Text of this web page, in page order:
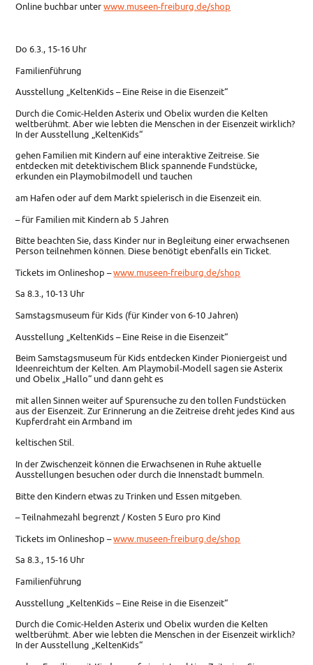
Online buchbar unterwww.museen-freiburg.de/shop
Do 6.3., 15-16 Uhr
Familienführung
Ausstellung „KeltenKids – Eine Reise in die Eisenzeit“
Durch die Comic-Helden Asterix und Obelix wurden die Kelten
weltberühmt. Aber wie lebten die Menschen in der Eisenzeit wirklich?
In der Ausstellung „KeltenKids“
gehen Familien mit Kindern auf eine interaktive Zeitreise. Sie
entdecken mit detektivischem Blick spannende Fundstücke,
erkunden ein Playmobilmodell und tauchen
am Hafen oder auf dem Markt spielerisch in die Eisenzeit ein.
– für Familien mit Kindern ab 5 Jahren
Bitte beachten Sie, dass Kinder nur in Begleitung einer erwachsenen
Person teilnehmen können. Diese benötigt ebenfalls ein Ticket.
Tickets im Onlineshop –www.museen-freiburg.de/shop
Sa 8.3., 10-13 Uhr
Samstagsmuseum für Kids (für Kinder von 6-10 Jahren)
Ausstellung „KeltenKids – Eine Reise in die Eisenzeit“
Beim Samstagsmuseum für Kids entdecken Kinder Pioniergeist und
Ideenreichtum der Kelten. Am Playmobil-Modell sagen sie Asterix
und Obelix „Hallo“ und dann geht es
mit allen Sinnen weiter auf Spurensuche zu den tollen Fundstücken
aus der Eisenzeit. Zur Erinnerung an die Zeitreise dreht jedes Kind aus
Kupferdraht ein Armband im
keltischen Stil.
In der Zwischenzeit können die Erwachsenen in Ruhe aktuelle
Ausstellungen besuchen oder durch die Innenstadt bummeln.
Bitte den Kindern etwas zu Trinken und Essen mitgeben.
– Teilnahmezahl begrenzt / Kosten 5 Euro pro Kind
Tickets im Onlineshop –www.museen-freiburg.de/shop
Sa 8.3., 15-16 Uhr
Familienführung
Ausstellung „KeltenKids – Eine Reise in die Eisenzeit“
Durch die Comic-Helden Asterix und Obelix wurden die Kelten
weltberühmt. Aber wie lebten die Menschen in der Eisenzeit wirklich?
In der Ausstellung „KeltenKids“